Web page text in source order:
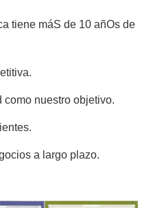
tiene máS de 10 añOs de
como nuestro objetivo.
a largo plazo.